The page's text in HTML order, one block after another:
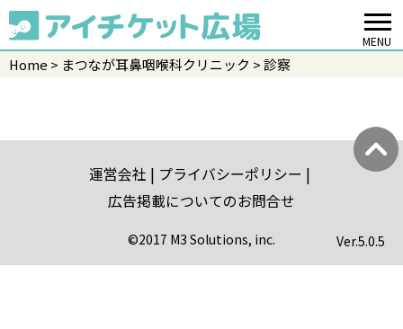
MENU
Home まつなが耳鼻咽喉科クリニック 診察
運営会社
プライバシーポリシー
広告掲載についてのお問合せ
©2017 M3 Solutions, inc. Ver.5.0.5